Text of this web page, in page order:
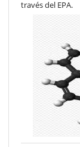
través del EPA.